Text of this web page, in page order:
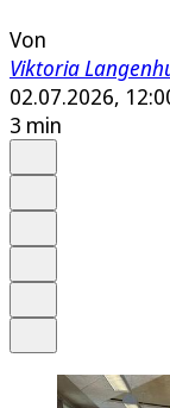
Von
Viktoria
02.07.2026,
3 min